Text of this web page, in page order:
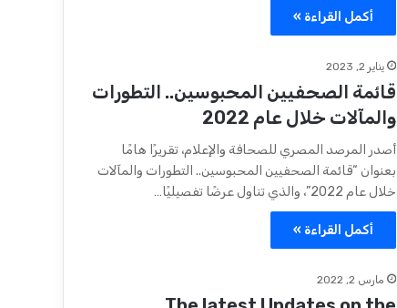
أكمل القراءة »
يناير 2, 2023
قائمة الصحفيين المحبوسين.. التطورات
والمآلات خلال عام 2022
أصدر المرصد المصري للصحافة والإعلام، تقريرًا هامًا
بعنوان “قائمة الصحفيين المحبوسين.. التطورات والمآلات
خلال عام 2022”، والذي تناول عرضًا تفصيليًا…
أكمل القراءة »
مارس 2, 2022